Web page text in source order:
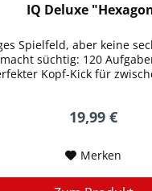
IQ Deluxe
Spielfeld, aber keine
süchtig: 120
Kopf-Kick für
19,99 €
Merken